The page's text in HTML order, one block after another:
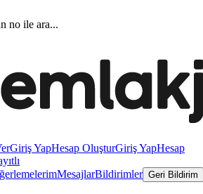
no ile ara...
Giriş YapHesap OluşturGiriş YapHesap
MesajlarBildirimler Geri Bildirim